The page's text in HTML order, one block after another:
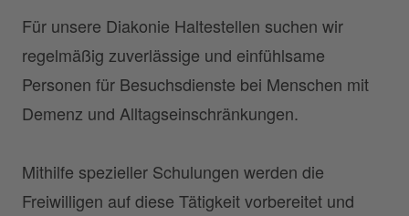
Für unsere Diakonie Haltestellen suchen wir
regelmäßig zuverlässige und einfühlsame
Personen für Besuchsdienste bei Menschen mit
Demenz und Alltagseinschränkungen.
Mithilfe spezieller Schulungen werden die
Freiwilligen auf diese Tätigkeit vorbereitet und